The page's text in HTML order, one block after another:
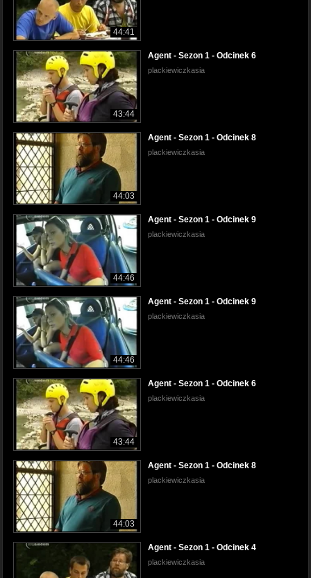
44:41
43:44
Agent - Sezon 1 - Odcinek 6
plackiewiczkasia
44:03
Agent - Sezon 1 - Odcinek 8
plackiewiczkasia
44:46
Agent - Sezon 1 - Odcinek 9
plackiewiczkasia
44:46
Agent - Sezon 1 - Odcinek 9
plackiewiczkasia
43:44
Agent - Sezon 1 - Odcinek 6
plackiewiczkasia
44:03
Agent - Sezon 1 - Odcinek 8
plackiewiczkasia
Agent - Sezon 1 - Odcinek 4
plackiewiczkasia